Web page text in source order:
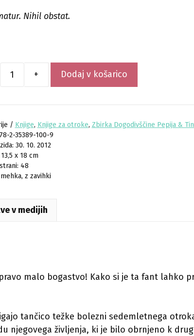
Nihil obstat.
+ Dodaj v košarico
/ Knjige, Knjige za otroke, Zbirka Dogodivščine Pepija &
2-35389-100-9
30. 10. 2012
x 18 cm
48
z zavihki
v medijih
malo bogastvo! Kako si je ta fant lahko
tančico težke bolezni sedemletnega
njegovega življenja, ki je bilo obrnjeno k